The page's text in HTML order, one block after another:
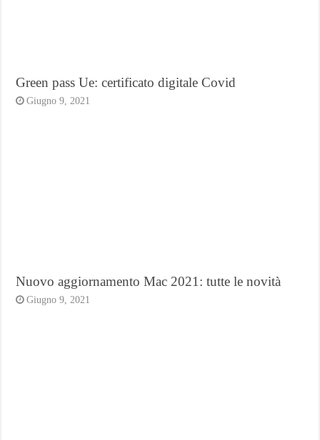
Green pass Ue: certificato digitale Covid
Giugno 9, 2021
Nuovo aggiornamento Mac 2021: tutte le novità
Giugno 9, 2021